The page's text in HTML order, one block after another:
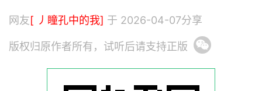
网友[ 丿瞳孔中的我] 于 2026-04-07分享
版权归原作者所有，试听后请支持正版